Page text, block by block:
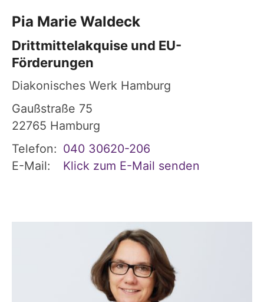
Pia Marie Waldeck
Drittmittelakquise und EU-
Förderungen
Diakonisches Werk Hamburg
Gaußstraße 75
22765 Hamburg
Telefon: 040 30620-206
E-Mail:
Klick zum E-Mail senden